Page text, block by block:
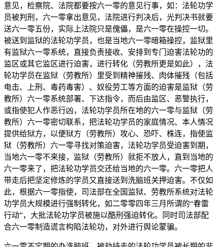
意见，检察院、法院都要按六一零的意见行事，如：法轮功学
员被判刑，六一零拿出意见，法院进行判决后，光判决书就要
送六一零五份，实际上法院只是傀儡，是六一零在操控一切。
被送到监狱的法轮功学员，也是当地六一零暗箱操控，监狱里
有监狱六一零系统，直接负责接收、安排到专门迫害法轮功的
监区或其它监区进行迫害，进行转化（劳教所更是如此），法
轮功学员在监狱（劳教所）里受到精神摧残、肉体摧残（包括
电击、上刑、毒药毒害）、奴役劳工等方面的迫害是监狱（劳
教所）六一零系统部署、下达指令，而后由监区、恶警执行，
或指使犯人作恶行凶，法轮功学员所在地的六一零与监狱（劳
教所）六一零密切联系，把法轮功学员的家庭情况、本人情况
提供给狱方，以便狱方（劳教所）攻心、恐吓、株连，指使监
狱（劳教所）六一零寻找对策迫害，法轮功学员受迫害到期，
当地六一零不来接，监狱（劳教所）就拒不放人，直到当地的
六一零来了，把法轮功学员交还给当地的六一零。六一零把人
带走后把坚定修炼的学员又直接送到洗脑班关押迫害。不仅如
此，根据六一零指使，司法部在全国监狱、劳教所系统对法轮
功学员大规模进行强制转化，如二零零四年三月所谓的“春雷
行动”，大批法轮功学员被施以酷刑强迫转化。同时司法部配
合六一零制造谎言构陷法轮功，对外进行舆论蒙骗。